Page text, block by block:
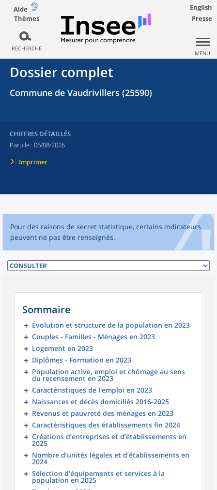
Aide
Thèmes
RECHERCHE
English
Presse
MENU
Dossier complet
Commune de Vaudrivillers (25590)
CHIFFRES DÉTAILLÉS
Paru le : 06/08/2026
Imprimer
Pour des raisons de secret statistique, certains indicateurs
peuvent ne pas être renseignés.
Sommaire
Évolution et structure de la population en 2023
Couples - Familles - Ménages en 2023
Logement en 2023
Diplômes - Formation en 2023
Population active, emploi et chômage au sens
du recensement en 2023
Caractéristiques de l'emploi en 2023
Naissances et décès domiciliés 2016-2025
Revenus et pauvreté des ménages en 2023
Caractéristiques des établissements fin 2024
Créations d’entreprises et d’établissements en
2025
Nombre d’unités légales et d’établissements en
2024
Sélection d'équipements et services à la
population en 2025